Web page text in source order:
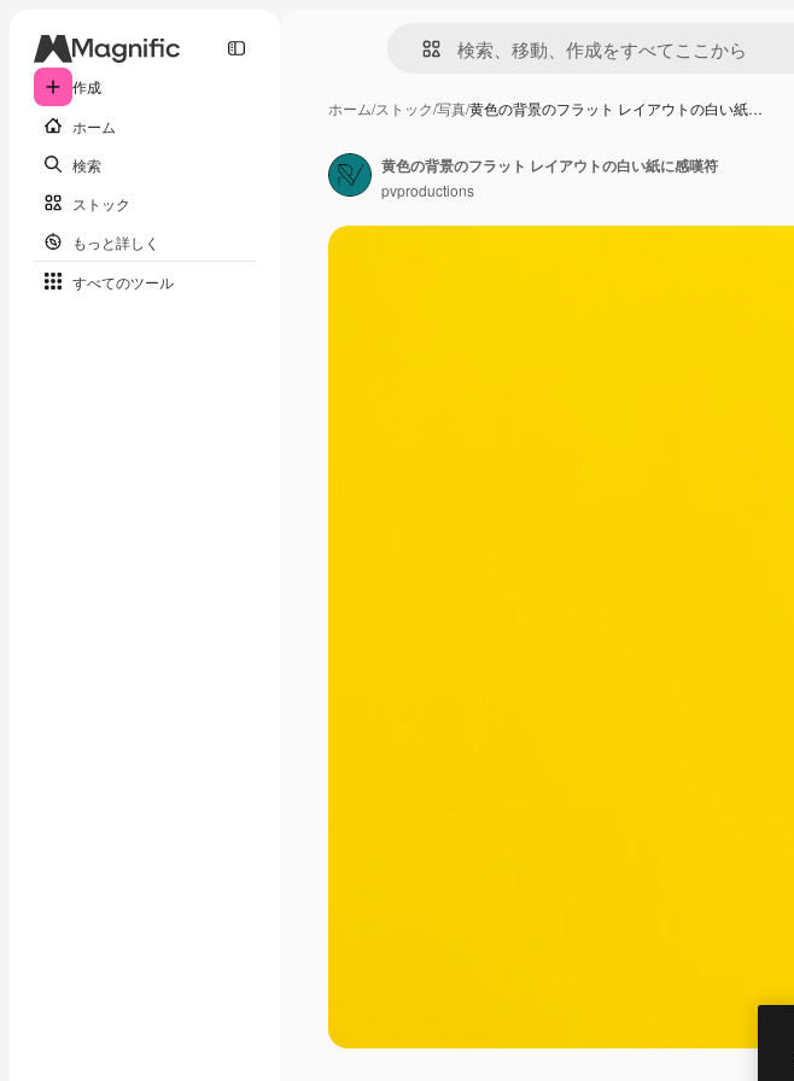
作成
ホーム
検索
ストック
もっと詳しく
すべてのツール
ホーム/ストック/写真/黄色の背景のフラット レイアウトの白い紙…
黄色の背景のフラット レイアウトの白い紙に感嘆符
pvproductions